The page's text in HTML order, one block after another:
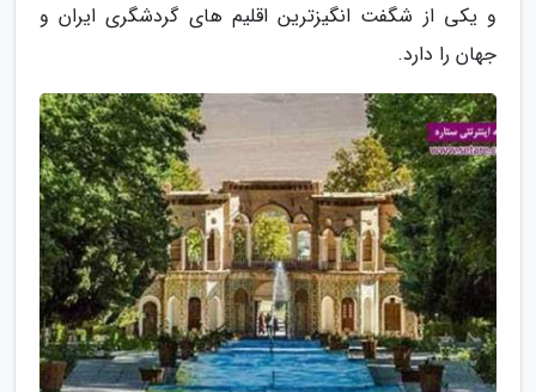
و یکی از شگفت انگیزترین اقلیم های گردشگری ایران و
جهان را دارد.